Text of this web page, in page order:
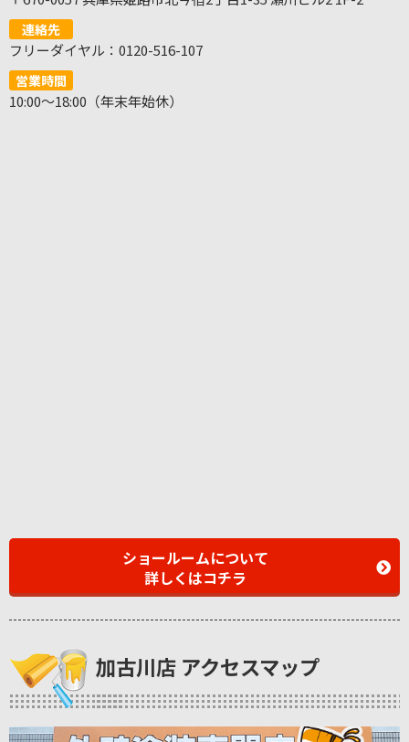
連絡先
フリーダイヤル：0120-516-107
営業時間
10:00～18:00（年末年始休）
ショールームについて
詳しくはコチラ
加古川店 アクセスマップ